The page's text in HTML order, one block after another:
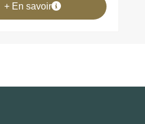
En savoir +